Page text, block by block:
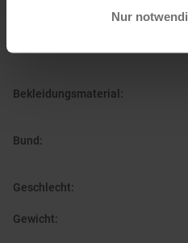
Nur
Bekleidungsmaterial :
Bund :
Geschlecht:
Gewicht: